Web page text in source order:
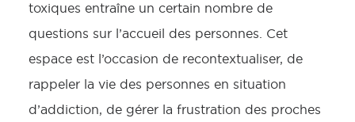
toxiques entraîne un certain nombre de
questions sur l’accueil des personnes. Cet
espace est l’occasion de recontextualiser, de
rappeler la vie des personnes en situation
d’addiction, de gérer la frustration des proches